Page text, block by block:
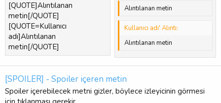
[QUOTE]Alıntılanan
metin[/QUOTE]
[QUOTE=Kullanıcı
adı]Alıntılanan
metin[/QUOTE]
Alıntılanan metin
Kullanıcı adı' Alıntı:
Alıntılanan metin
[SPOILER] - Spoiler içeren metin
Spoiler içerebilecek metni gizler, böylece izleyicinin görmesi